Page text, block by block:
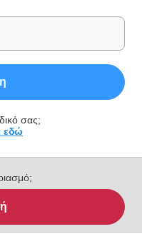
σας;
εδώ